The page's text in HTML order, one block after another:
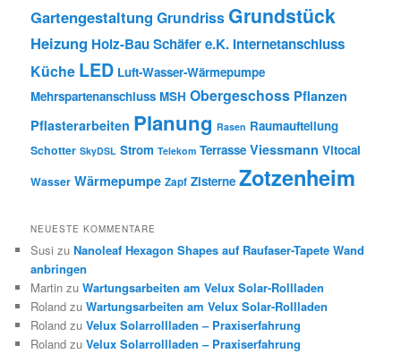
Gartengestaltung Grundriss Grundstück
Heizung Holz-Bau Schäfer e.K. Internetanschluss
Küche LED Luft-Wasser-Wärmepumpe
Mehrspartenanschluss MSH Obergeschoss Pflanzen
Pflasterarbeiten Planung Rasen Raumaufteilung
Schotter SkyDSL Strom Telekom Terrasse Viessmann Vitocal
Wasser Wärmepumpe Zapf Zisterne Zotzenheim
NEUESTE KOMMENTARE
Susi zuNanoleaf Hexagon Shapes auf Raufaser-Tapete Wand
anbringen
Martin zuWartungsarbeiten am Velux Solar-Rollladen
Roland zuWartungsarbeiten am Velux Solar-Rollladen
Roland zuVelux Solarrollladen – Praxiserfahrung
Roland zuVelux Solarrollladen – Praxiserfahrung